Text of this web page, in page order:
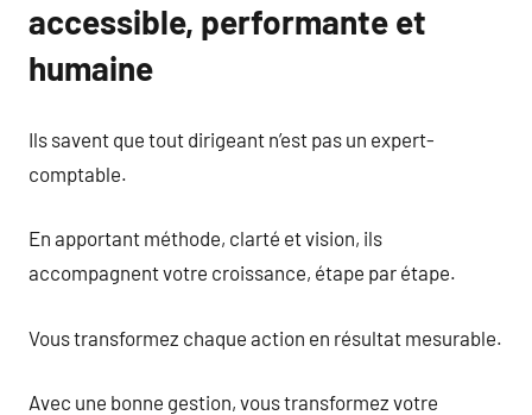
accessible, performante et
humaine
Ils savent que tout dirigeant n’est pas un expert-
comptable.
En apportant méthode, clarté et vision, ils
accompagnent votre croissance, étape par étape.
Vous transformez chaque action en résultat mesurable.
Avec une bonne gestion, vous transformez votre